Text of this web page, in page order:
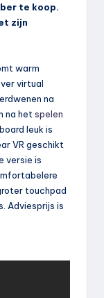
te koop.
zijn
warm
virtual
na
na hetspelen
leuk is
VR geschikt
versie is
touchpad
Adviesprijs is